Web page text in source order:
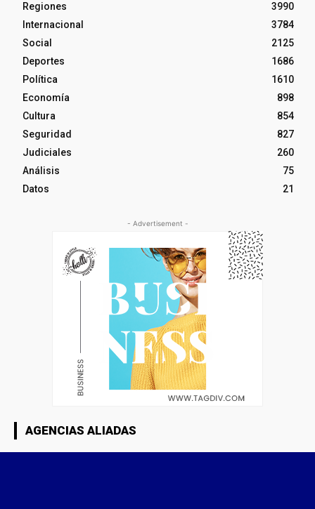
Regiones
3990
Internacional
3784
Social
2125
Deportes
1686
Política
1610
Economía
898
Cultura
854
Seguridad
827
Judiciales
260
Análisis
75
Datos
21
- Advertisement -
AGENCIAS ALIADAS